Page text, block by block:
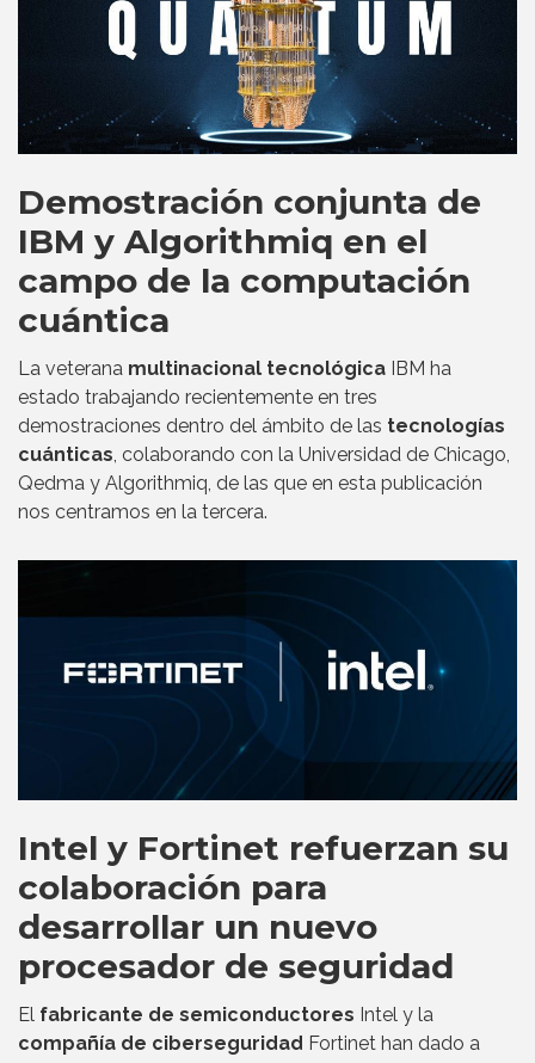
Demostración conjunta de
IBM y Algorithmiq en el
campo de la computación
cuántica
La veterana multinacional tecnológica IBM ha
estado trabajando recientemente en tres
demostraciones dentro del ámbito de las tecnologías
cuánticas , colaborando con la Universidad de Chicago,
Qedma y Algorithmiq, de las que en esta publicación
nos centramos en la tercera.
Intel y Fortinet refuerzan su
colaboración para
desarrollar un nuevo
procesador de seguridad
El fabricante de semiconductores Intel y la
compañía de ciberseguridad Fortinet han dado a